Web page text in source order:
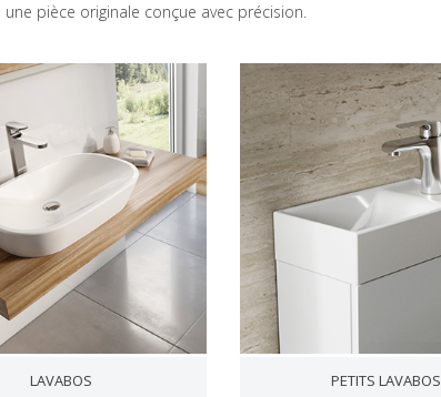
pièce originale conçue avec précision.
LAVABOS PETITS LAVABOS